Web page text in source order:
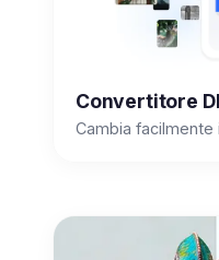
Convertitore
Cambia facilmente